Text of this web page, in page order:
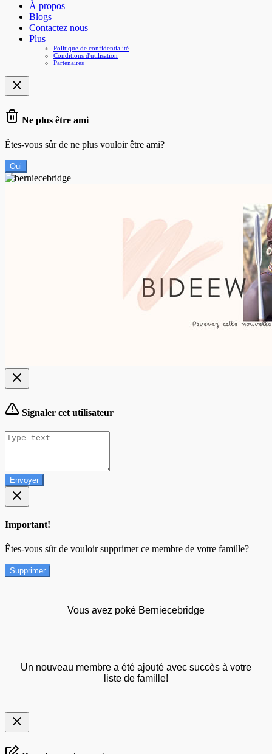
À propos
Blogs
Contactez nous
Plus
Politique de confidentialité
Conditions d'utilisation
Partenaires
Ne plus être ami
Êtes-vous sûr de ne plus vouloir être ami?
Oui
Signaler cet utilisateur
Envoyer
Important!
Êtes-vous sûr de vouloir supprimer ce membre de votre famille?
Supprimer
Vous avez poké Berniecebridge
Un nouveau membre a été ajouté avec succès à votre
liste de famille!